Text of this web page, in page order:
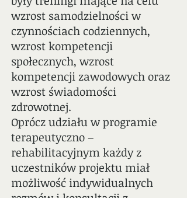
wzrost samodzielności w
czynnościach codziennych,
wzrost kompetencji
społecznych, wzrost
kompetencji zawodowych oraz
wzrost świadomości
zdrowotnej.
Oprócz udziału w programie
terapeutyczno –
rehabilitacyjnym każdy z
uczestników projektu miał
możliwość indywidualnych